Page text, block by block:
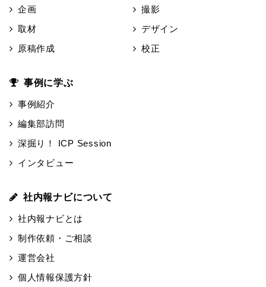
企画
取材
原稿作成
撮影
デザイン
校正
事例に学ぶ
事例紹介
編集部訪問
深掘り！ ICP Session
インタビュー
社内報ナビについて
社内報ナビとは
制作依頼・ご相談
運営会社
個人情報保護方針